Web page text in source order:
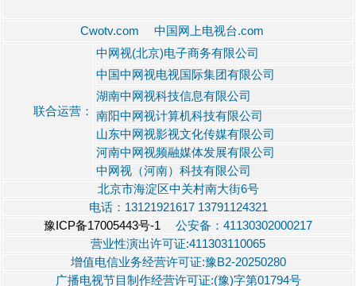
Cwotv.com 中国网上电视台.com
联合运营：
中网视(北京)电子商务有限公司
中国中网视电视国际集团有限公司
湖南中网视科技信息有限公司
南阳中网视计算机科技有限公司
山东中网视影视文化传媒有限公司
河南中网视频融媒体发展有限公司
中网视（河南）科技有限公司
北京市海淀区中关村南大街6号
电话：13121921617 13791124321
豫ICP备17005443号-1
公安备：41130302000217
营业性演出许可证:411303110065
增值电信业务经营许可证:豫B2-20250280
广播电视节目制作经营许可证:(豫)字第01794号